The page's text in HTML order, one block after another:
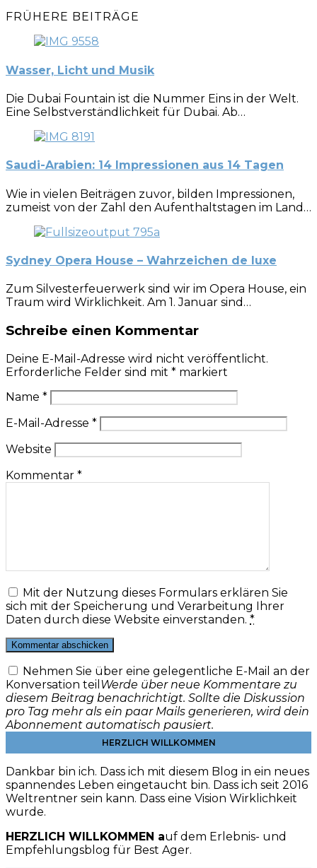
FRÜHERE BEITRÄGE
Wasser, Licht und Musik
Die Dubai Fountain ist die Nummer Eins in der Welt.
Eine Selbstverständlichkeit für Dubai. Ab…
Saudi-Arabien: 14 Impressionen aus 14 Tagen
Wie in vielen Beiträgen zuvor, bilden Impressionen,
zumeist von der Zahl den Aufenthaltstagen im Land…
Sydney Opera House – Wahrzeichen de luxe
Zum Silvesterfeuerwerk sind wir im Opera House, ein
Traum wird Wirklichkeit. Am 1. Januar sind…
Schreibe einen Kommentar
Deine E-Mail-Adresse wird nicht veröffentlicht.
Erforderliche Felder sind mit * markiert
Name *
E-Mail-Adresse *
Website
Kommentar *
Mit der Nutzung dieses Formulars erklären Sie
sich mit der Speicherung und Verarbeitung Ihrer
Daten durch diese Website einverstanden. *
Nehmen Sie über eine gelegentliche E-Mail an der
Konversation teil Werde über neue Kommentare zu
diesem Beitrag benachrichtigt. Sollte die Diskussion
pro Tag mehr als ein paar Mails generieren, wird dein
Abonnement automatisch pausiert.
HERZLICH WILLKOMMEN
Dankbar bin ich. Dass ich mit diesem Blog in ein neues
spannendes Leben eingetaucht bin. Dass ich seit 2016
Weltrentner sein kann. Dass eine Vision Wirklichkeit
wurde.
HERZLICH WILLKOMMEN auf dem Erlebnis- und
Empfehlungsblog für Best Ager.